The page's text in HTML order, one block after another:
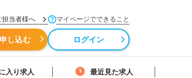
担当者様へ マイページでできること
し込む ログイン
入り求人 最近見た求人